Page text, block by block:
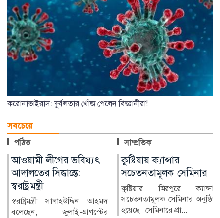
করোনাভাইরাস: দুর্বলতার খোঁজ পেলেন বিজ্ঞানীরা!
সবচেয়ে
পঠিত সাম্প্রতিক
কুষ্টিয়ায় ক্যান্সার
সচেতনতামূলক সেমিনার
কুষ্টিয়ার মিরপুরে ক্যান্সার
সচেতনতামূলক সেমিনার অনুষ্ঠিত
হয়েছে। সেমিনারে প্রা...
লাখ টাকার ফল-নাস্তা নিয়ে
সাবেক ইউএনওকে ঘিরে
প্রশ্ন
কুষ্টিয়ার মিরপুর উপজেলার সাবেক
নির্বাহী কর্মকর্তা (ইউএনও)